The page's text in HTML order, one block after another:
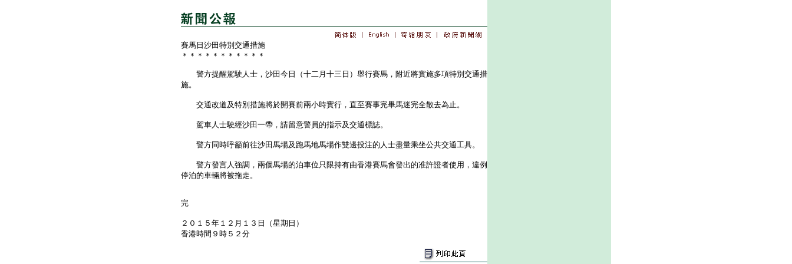
賽馬日沙田特別交通措施
＊＊＊＊＊＊＊＊＊＊＊
警方提醒駕駛人士，沙田今日（十二月十三日）舉行賽馬，附近將實施多項特別交通措
施。
交通改道及特別措施將於開賽前兩小時實行，直至賽事完畢馬迷完全散去為止。
駕車人士駛經沙田一帶，請留意警員的指示及交通標誌。
警方同時呼籲前往沙田馬場及跑馬地馬場作雙邊投注的人士盡量乘坐公共交通工具。
警方發言人強調，兩個馬場的泊車位只限持有由香港賽馬會發出的准許證者使用，違例
停泊的車輛將被拖走。
完
２０１５年１２月１３日（星期日）
香港時間９時５２分